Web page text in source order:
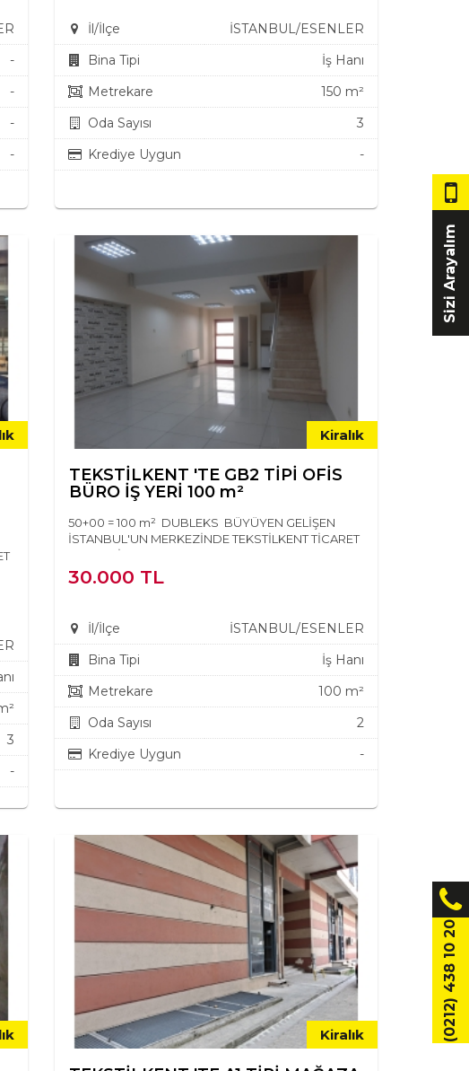
-
-
-
-
İl/İlçe
İSTANBUL/ESENLER
Bina Tipi
İş Hanı
Metrekare
150 m²
Oda Sayısı
3
Krediye Uygun
-
3
-
Kiralık
TEKSTİLKENT 'TE GB2 TİPİ OFİS
BÜRO İŞ YERİ 100 m²
50+00 = 100 m² DUBLEKS BÜYÜYEN GELİŞEN
İSTANBUL'UN MERKEZİNDE TEKSTİLKENT TİCARET
MERKEZİNDE KULLANIMA...
30.000 TL
İl/İlçe
İSTANBUL/ESENLER
Bina Tipi
İş Hanı
Metrekare
100 m²
Oda Sayısı
2
Krediye Uygun
-
Kiralık
Sizi Arayalım
(0212) 438 10 20